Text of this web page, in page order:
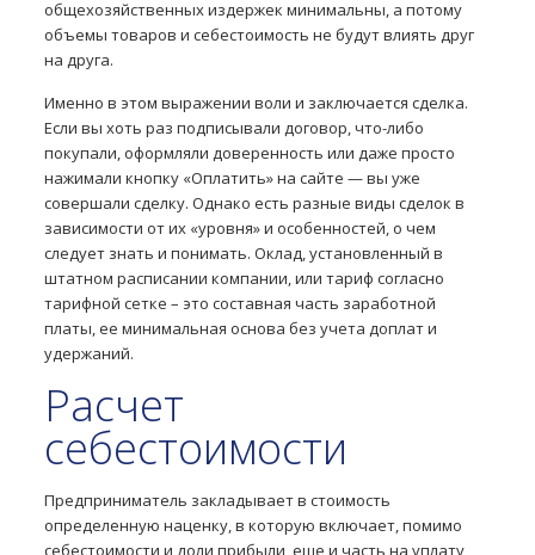
общехозяйственных издержек минимальны, а потому
объемы товаров и себестоимость не будут влиять друг
на друга.
Именно в этом выражении воли и заключается сделка.
Если вы хоть раз подписывали договор, что-либо
покупали, оформляли доверенность или даже просто
нажимали кнопку «Оплатить» на сайте — вы уже
совершали сделку. Однако есть разные виды сделок в
зависимости от их «уровня» и особенностей, о чем
следует знать и понимать. Оклад, установленный в
штатном расписании компании, или тариф согласно
тарифной сетке – это составная часть заработной
платы, ее минимальная основа без учета доплат и
удержаний.
Расчет
себестоимости
Предприниматель закладывает в стоимость
определенную наценку, в которую включает, помимо
себестоимости и доли прибыли, еще и часть на уплату